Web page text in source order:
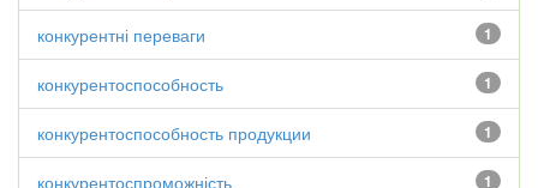
1
конкурентні переваги
1
конкурентоспособность
1
конкурентоспособность продукции
1
конкурентоспроможність